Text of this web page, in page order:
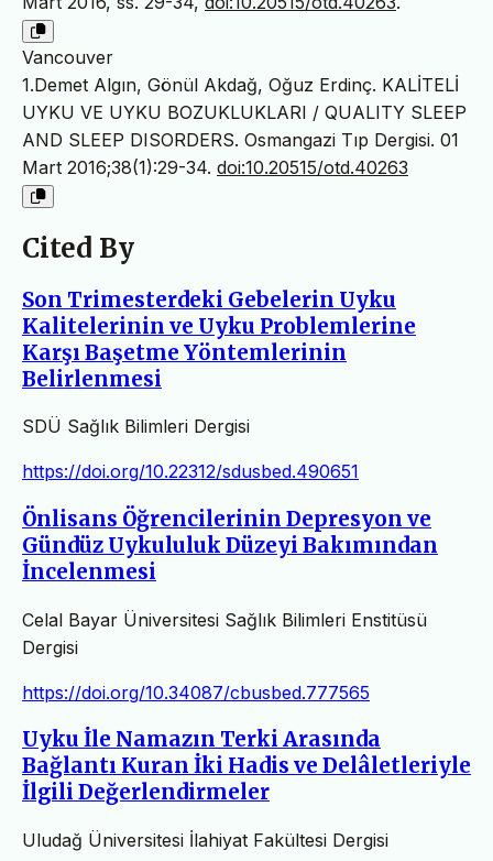
Vancouver
1.Demet Algın, Gönül Akdağ, Oğuz Erdinç. KALİTELİ
UYKU VE UYKU BOZUKLUKLARI / QUALITY SLEEP
AND SLEEP DISORDERS. Osmangazi Tıp Dergisi. 01
Mart 2016;38(1):29-34. doi:10.20515/otd.40263
Cited By
Son Trimesterdeki Gebelerin Uyku
Kalitelerinin ve Uyku Problemlerine
Karşı Başetme Yöntemlerinin
Belirlenmesi
SDÜ Sağlık Bilimleri Dergisi
https://doi.org/10.22312/sdusbed.490651
Önlisans Öğrencilerinin Depresyon ve
Gündüz Uykululuk Düzeyi Bakımından
İncelenmesi
Celal Bayar Üniversitesi Sağlık Bilimleri Enstitüsü
Dergisi
https://doi.org/10.34087/cbusbed.777565
Uyku İle Namazın Terki Arasında
Bağlantı Kuran İki Hadis ve Delâletleriyle
İlgili Değerlendirmeler
Uludağ Üniversitesi İlahiyat Fakültesi Dergisi